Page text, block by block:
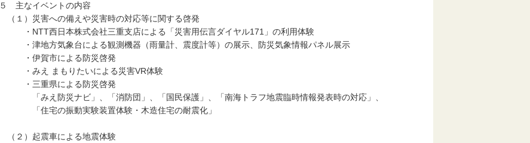
５ 主なイベントの内容
（１）災害への備えや災害時の対応等に関する啓発
・NTT西日本株式会社三重支店による「災害用伝言ダイヤル171」の利用体験
・津地方気象台による観測機器（雨量計、震度計等）の展示、防災気象情報パネル展示
・伊賀市による防災啓発
・みえ まもりたいによる災害VR体験
・三重県による防災啓発
「みえ防災ナビ」、「消防団」、「国民保護」、「南海トラフ地震臨時情報発表時の対応」、
「住宅の振動実験装置体験・木造住宅の耐震化」
（２）起震車による地震体験